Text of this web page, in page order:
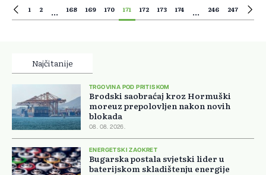
1 2 ... 168 169 170 171 172 173 174 ... 246 247
Najčitanije
TRGOVINA POD PRITISKOM
Brodski saobraćaj kroz Hormuški
moreuz prepolovljen nakon novih
blokada
08. 08. 2026.
ENERGETSKI ZAOKRET
Bugarska postala svjetski lider u
baterijskom skladištenju energije